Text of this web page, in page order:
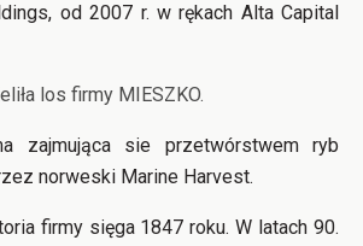
od 2007 r. w rękach Alta Capital
los firmy MIESZKO.
zajmująca sie przetwórstwem ryb
norweski Marine Harvest.
firmy sięga 1847 roku. W latach 90.